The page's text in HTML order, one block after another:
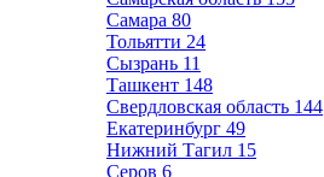
Самара 80
Тольятти 24
Сызрань 11
Ташкент 148
Свердловская область 144
Екатеринбург 49
Нижний Тагил 15
Серов 6